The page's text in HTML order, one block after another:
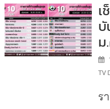
เ
บั
ม
TV
ร